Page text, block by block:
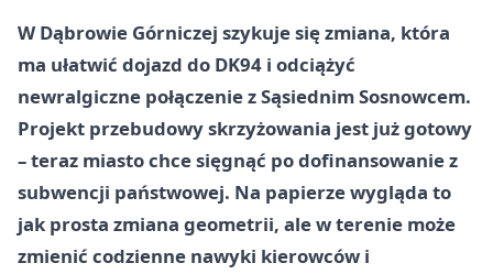
W Dąbrowie Górniczej szykuje się zmiana, która
ma ułatwić dojazd do DK94 i odciążyć
newralgiczne połączenie z Sąsiednim Sosnowcem.
Projekt przebudowy skrzyżowania jest już gotowy
– teraz miasto chce sięgnąć po dofinansowanie z
subwencji państwowej. Na papierze wygląda to
jak prosta zmiana geometrii, ale w terenie może
zmienić codzienne nawyki kierowców i